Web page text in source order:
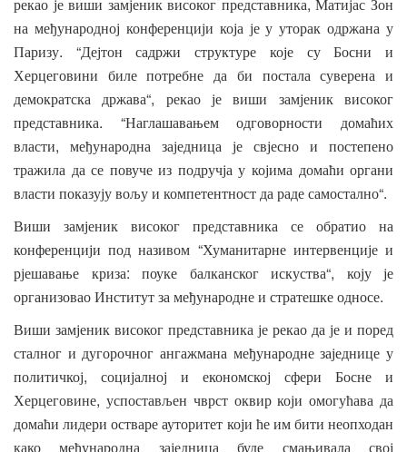
рекао је виши замјеник високог представника Матијас Зон
на међународној конференцији која је у уторак одржана у
Паризу. “Дејтон садржи структуре које су Босни
и
Херцеговини
биле потребне да би постала суверена
и
демократска
држава“, рекао је виши замјеник
високог
представника. “Наглашавањем одговорности
домаћих
власти, међународна заједница је свјесно и
постепено
тражила да се повуче из подручја у којима домаћи органи
власти показују вољу и компетентност да раде самостално“.
Виши замјеник високог представника се обратио
на
конференцији под називом “Хуманитарне интервенције и
рјешавање
криза: поуке балканског искуства“, коју
је
организовао Институт за међународне и стратешке односе.
Виши замјеник високог представника је рекао да је и поред
сталног и дугорочног ангажмана међународне заједнице у
политичкој, социјалној и економској сфери Босне
и
Херцеговине, успостављен чврст оквир који омогућава да
домаћи лидери остваре ауторитет који ће им бити неопходан
како
међународна заједница буде смањивала
свој